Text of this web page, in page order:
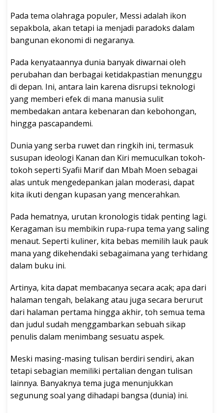
Pada tema olahraga populer, Messi adalah ikon
sepakbola, akan tetapi ia menjadi paradoks dalam
bangunan ekonomi di negaranya.
Pada kenyataannya dunia banyak diwarnai oleh
perubahan dan berbagai ketidakpastian menunggu
di depan. Ini, antara lain karena disrupsi teknologi
yang memberi efek di mana manusia sulit
membedakan antara kebenaran dan kebohongan,
hingga pascapandemi.
Dunia yang serba ruwet dan ringkih ini, termasuk
susupan ideologi Kanan dan Kiri memuculkan tokoh-
tokoh seperti Syafii Marif dan Mbah Moen sebagai
alas untuk mengedepankan jalan moderasi, dapat
kita ikuti dengan kupasan yang mencerahkan.
Pada hematnya, urutan kronologis tidak penting lagi.
Keragaman isu membikin rupa-rupa tema yang saling
menaut. Seperti kuliner, kita bebas memilih lauk pauk
mana yang dikehendaki sebagaimana yang terhidang
dalam buku ini.
Artinya, kita dapat membacanya secara acak; apa dari
halaman tengah, belakang atau juga secara berurut
dari halaman pertama hingga akhir, toh semua tema
dan judul sudah menggambarkan sebuah sikap
penulis dalam menimbang sesuatu aspek.
Meski masing-masing tulisan berdiri sendiri, akan
tetapi sebagian memiliki pertalian dengan tulisan
lainnya. Banyaknya tema juga menunjukkan
segunung soal yang dihadapi bangsa (dunia) ini.